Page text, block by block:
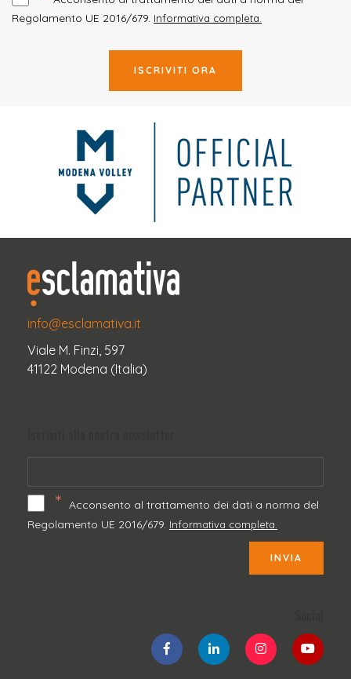
Regolamento UE 2016/679. Informativa completa.
ISCRIVITI ORA
info@esclamativa.it
Viale M. Finzi, 597
41122 Modena (Italia)
* Acconsento al trattamento dei dati a norma del
Regolamento UE 2016/679. Informativa completa.
INVIA